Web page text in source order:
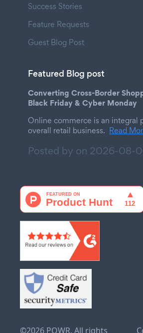
Success Stories
Feature Requests
Guest Blog Post
Featured Blog post
Converting Cross-Border
Black Friday & Cyber Monday
Online commerce is an integral
overall retail business. Read
Posted by on 2026-08-
©2026 POWR. All rights